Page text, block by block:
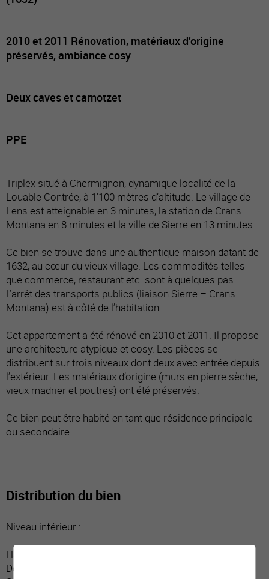
2010 et 2011 Rénovation, matériaux d’origine
préservés, ambiance cosy
Deux caves et carnotzet
PPE
Triplex situé à Chermignon, dynamique localité de la
Louable Contrée, à 1'100 mètres d’altitude. Le village de
Lens est atteignable en 3 minutes, la station de Crans-
Montana en 8 minutes et la ville de Sierre en 13 minutes.
Ce bien se trouve dans une authentique maison datant de
1632, au cœur du vieux village. Les commodités telles
que commerce, restaurant etc. sont à quelques pas.
L’arrêt des transports publics (liaison Sierre – Crans-
Montana) est à côté de l’habitation.
Cet appartement a été rénové en 2010 et 2011. Il propose
une architecture atypique et cosy. Les pièces se
distribuent sur trois niveaux dont deux avec entrée depuis
l’extérieur. Les matériaux d’origine (murs en pierre sèche,
vieux madrier et poutres) ont été préservés.
Ce bien peut être habité en tant que résidence principale
ou secondaire.
Distribution du bien
Niveau inférieur :
Hall d’entrée / dégagement / vestiaire
Deux chambres dont une donnant sur balcon